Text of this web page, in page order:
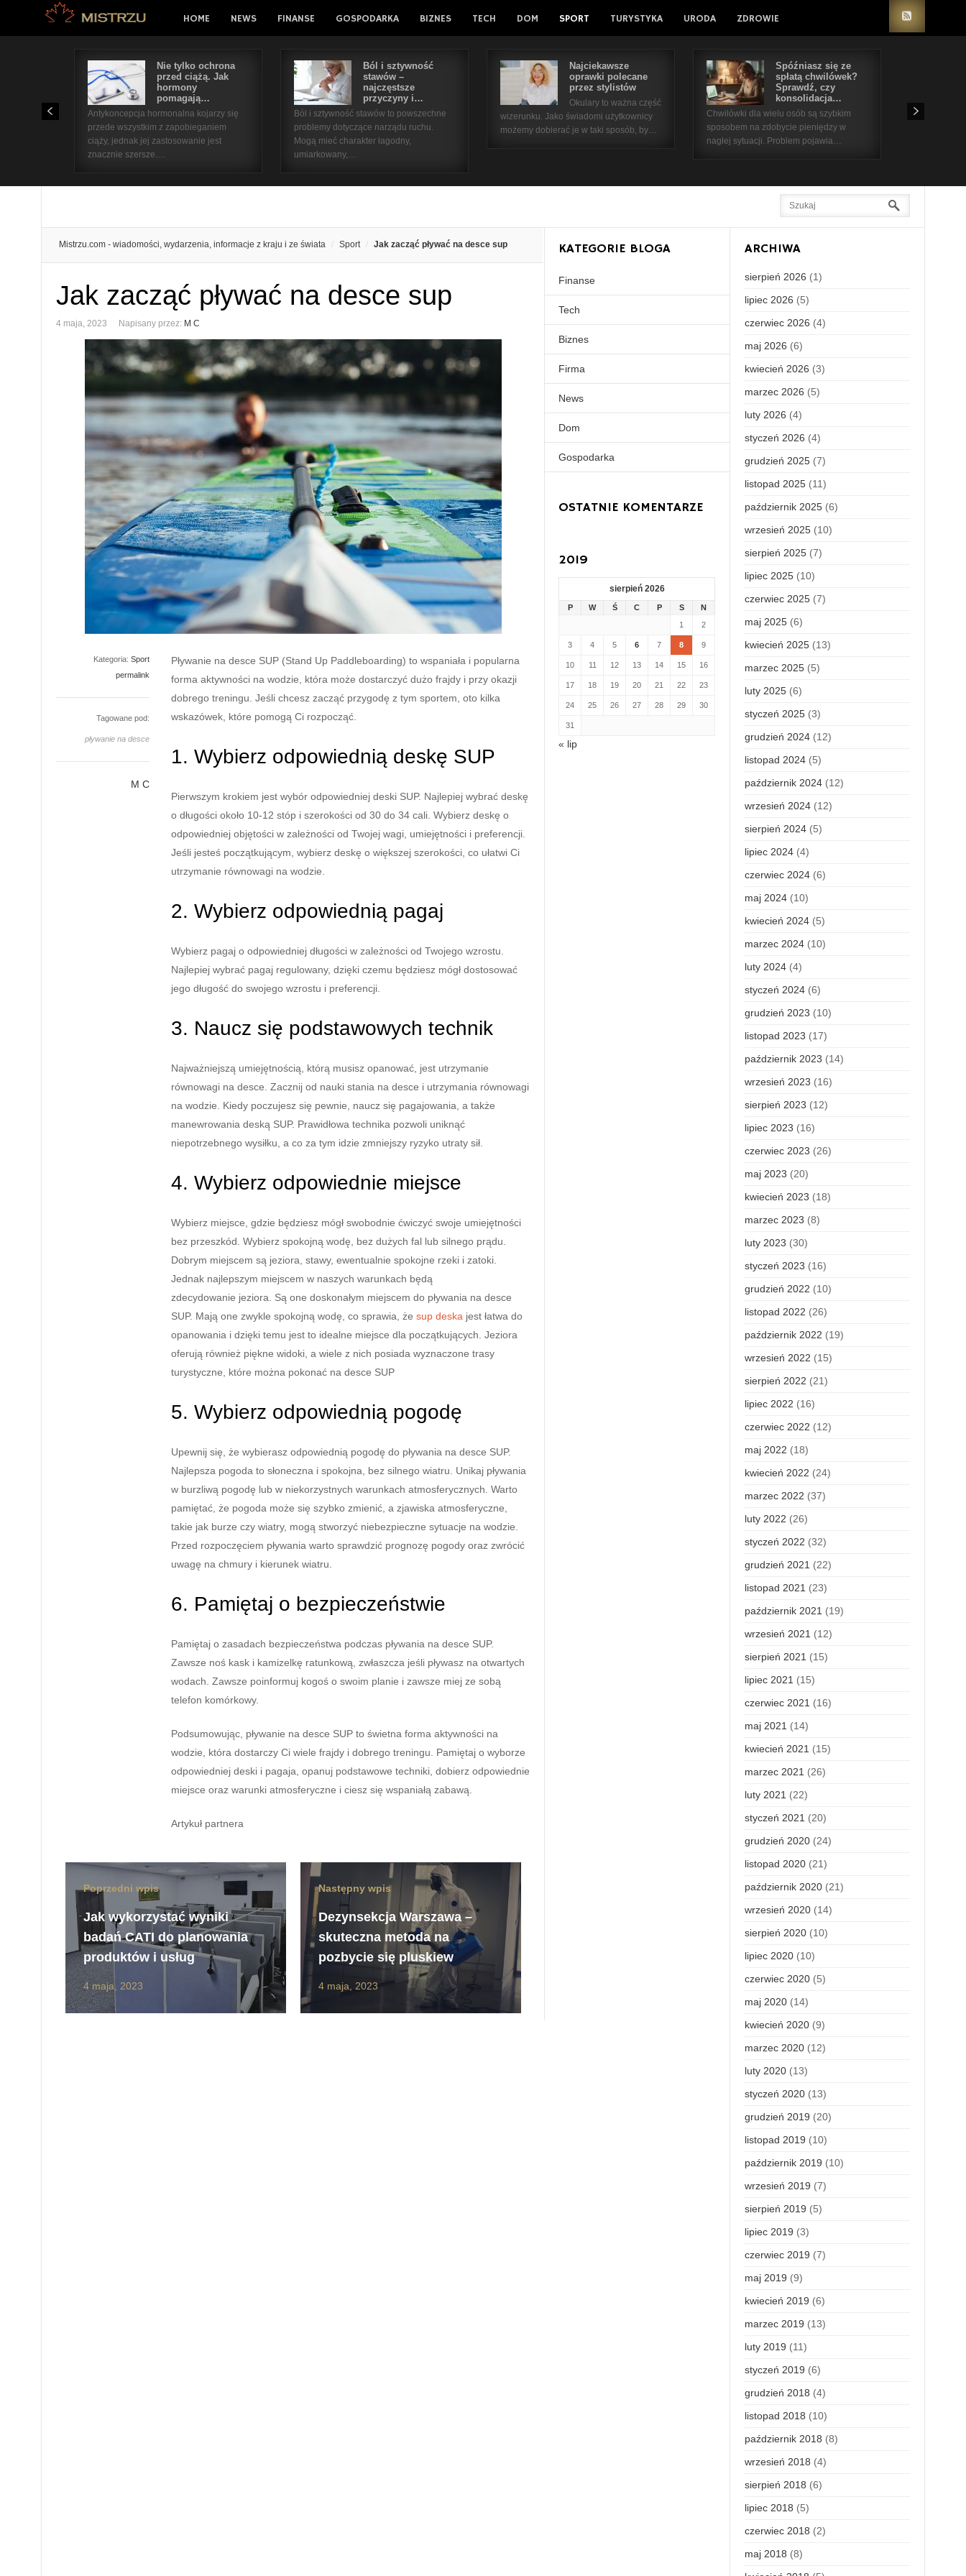
HOME NEWS FINANSE GOSPODARKA BIZNES TECH DOM SPORT TURYSTYKA URODA ZDROWIE
Nie tylko ochrona
przed ciążą. Jak
hormony
pomagają…
Antykoncepcja hormonalna kojarzy się
przede wszystkim z zapobieganiem
ciąży, jednak jej zastosowanie jest
znacznie szersze.…
Ból i sztywność
stawów –
najczęstsze
przyczyny i…
Ból i sztywność stawów to powszechne
problemy dotyczące narządu ruchu.
Mogą mieć charakter łagodny,
umiarkowany,…
Najciekawsze
oprawki polecane
przez stylistów
Okulary to ważna część
wizerunku. Jako świadomi użytkownicy
możemy dobierać je w taki sposób, by…
Spóźniasz się ze
spłatą chwilówek?
Sprawdź, czy
konsolidacja…
Chwilówki dla wielu osób są szybkim
sposobem na zdobycie pieniędzy w
nagłej sytuacji. Problem pojawia…
Mistrzu.com - wiadomości, wydarzenia, informacje z kraju i ze świata Sport Jak zacząć pływać na desce sup
Jak zacząć pływać na desce sup
4 maja, 2023 Napisany przez: M C
Kategoria: Sport
permalink
Tagowane pod:
pływanie na desce
M C
Pływanie na desce SUP (Stand Up Paddleboarding) to wspaniała i popularna
forma aktywności na wodzie, która może dostarczyć dużo frajdy i przy okazji
dobrego treningu. Jeśli chcesz zacząć przygodę z tym sportem, oto kilka
wskazówek, które pomogą Ci rozpocząć.
1. Wybierz odpowiednią deskę SUP
Pierwszym krokiem jest wybór odpowiedniej deski SUP. Najlepiej wybrać deskę
o długości około 10-12 stóp i szerokości od 30 do 34 cali. Wybierz deskę o
odpowiedniej objętości w zależności od Twojej wagi, umiejętności i preferencji.
Jeśli jesteś początkującym, wybierz deskę o większej szerokości, co ułatwi Ci
utrzymanie równowagi na wodzie.
2. Wybierz odpowiednią pagaj
Wybierz pagaj o odpowiedniej długości w zależności od Twojego wzrostu.
Najlepiej wybrać pagaj regulowany, dzięki czemu będziesz mógł dostosować
jego długość do swojego wzrostu i preferencji.
3. Naucz się podstawowych technik
Najważniejszą umiejętnością, którą musisz opanować, jest utrzymanie
równowagi na desce. Zacznij od nauki stania na desce i utrzymania równowagi
na wodzie. Kiedy poczujesz się pewnie, naucz się pagajowania, a także
manewrowania deską SUP. Prawidłowa technika pozwoli uniknąć
niepotrzebnego wysiłku, a co za tym idzie zmniejszy ryzyko utraty sił.
4. Wybierz odpowiednie miejsce
Wybierz miejsce, gdzie będziesz mógł swobodnie ćwiczyć swoje umiejętności
bez przeszkód. Wybierz spokojną wodę, bez dużych fal lub silnego prądu.
Dobrym miejscem są jeziora, stawy, ewentualnie spokojne rzeki i zatoki.
Jednak najlepszym miejscem w naszych warunkach będą
zdecydowanie jeziora. Są one doskonałym miejscem do pływania na desce
SUP. Mają one zwykle spokojną wodę, co sprawia, że sup deska jest łatwa do
opanowania i dzięki temu jest to idealne miejsce dla początkujących. Jeziora
oferują również piękne widoki, a wiele z nich posiada wyznaczone trasy
turystyczne, które można pokonać na desce SUP
5. Wybierz odpowiednią pogodę
Upewnij się, że wybierasz odpowiednią pogodę do pływania na desce SUP.
Najlepsza pogoda to słoneczna i spokojna, bez silnego wiatru. Unikaj pływania
w burzliwą pogodę lub w niekorzystnych warunkach atmosferycznych. Warto
pamiętać, że pogoda może się szybko zmienić, a zjawiska atmosferyczne,
takie jak burze czy wiatry, mogą stworzyć niebezpieczne sytuacje na wodzie.
Przed rozpoczęciem pływania warto sprawdzić prognozę pogody oraz zwrócić
uwagę na chmury i kierunek wiatru.
6. Pamiętaj o bezpieczeństwie
Pamiętaj o zasadach bezpieczeństwa podczas pływania na desce SUP.
Zawsze noś kask i kamizelkę ratunkową, zwłaszcza jeśli pływasz na otwartych
wodach. Zawsze poinformuj kogoś o swoim planie i zawsze miej ze sobą
telefon komórkowy.
Podsumowując, pływanie na desce SUP to świetna forma aktywności na
wodzie, która dostarczy Ci wiele frajdy i dobrego treningu. Pamiętaj o wyborze
odpowiedniej deski i pagaja, opanuj podstawowe techniki, dobierz odpowiednie
miejsce oraz warunki atmosferyczne i ciesz się wspaniałą zabawą.
Artykuł partnera
Poprzedni wpis
Jak wykorzystać wyniki
badań CATI do planowania
produktów i usług
4 maja, 2023
Następny wpis
Dezynsekcja Warszawa –
skuteczna metoda na
pozbycie się pluskiew
4 maja, 2023
KATEGORIE BLOGA
Finanse
Tech
Biznes
Firma
News
Dom
Gospodarka
OSTATNIE KOMENTARZE
2019
sierpień 2026
P W Ś C P S
N
1
2
3 4 5 6 7 8 9
10 11 12 13 14 15 16
17 18 19 20 21 22 23
24 25 26 27 28 29 30
31
« lip
ARCHIWA
sierpień 2026 (1)
lipiec 2026 (5)
czerwiec 2026 (4)
maj 2026 (6)
kwiecień 2026 (3)
marzec 2026 (5)
luty 2026 (4)
styczeń 2026 (4)
grudzień 2025(7)
listopad 2025(11)
październik 2025(6)
wrzesień 2025(10)
sierpień 2025(7)
lipiec 2025(10)
czerwiec 2025(7)
maj 2025(6)
kwiecień 2025(13)
marzec 2025(5)
luty 2025(6)
styczeń 2025(3)
grudzień 2024(12)
listopad 2024(5)
październik 2024(12)
wrzesień 2024(12)
sierpień 2024(5)
lipiec 2024(4)
czerwiec 2024(6)
maj 2024(10)
kwiecień 2024(5)
marzec 2024(10)
luty 2024(4)
styczeń 2024(6)
grudzień 2023 (10)
listopad 2023 (17)
październik 2023 (14)
wrzesień 2023 (16)
sierpień 2023 (12)
lipiec 2023 (16)
czerwiec 2023 (26)
maj 2023 (20)
kwiecień 2023 (18)
marzec 2023 (8)
luty 2023 (30)
styczeń 2023 (16)
grudzień 2022 (10)
listopad 2022 (26)
październik 2022 (19)
wrzesień 2022 (15)
sierpień 2022 (21)
lipiec 2022 (16)
czerwiec 2022 (12)
maj 2022 (18)
kwiecień 2022 (24)
marzec 2022 (37)
luty 2022 (26)
styczeń 2022 (32)
grudzień 2021 (22)
listopad 2021 (23)
październik 2021 (19)
wrzesień 2021 (12)
sierpień 2021 (15)
lipiec 2021 (15)
czerwiec 2021 (16)
maj 2021 (14)
kwiecień 2021 (15)
marzec 2021 (26)
luty 2021 (22)
styczeń 2021 (20)
grudzień 2020(24)
listopad 2020(21)
październik 2020(21)
wrzesień 2020(14)
sierpień 2020(10)
lipiec 2020(10)
czerwiec 2020(5)
maj 2020(14)
kwiecień 2020(9)
marzec 2020(12)
luty 2020(13)
styczeń 2020(13)
grudzień 2019 (20)
listopad 2019 (10)
październik 2019 (10)
wrzesień 2019 (7)
sierpień 2019 (5)
lipiec 2019 (3)
czerwiec 2019 (7)
maj 2019 (9)
kwiecień 2019 (6)
marzec 2019 (13)
luty 2019 (11)
styczeń 2019 (6)
grudzień 2018 (4)
listopad 2018 (10)
październik 2018 (8)
wrzesień 2018 (4)
sierpień 2018 (6)
lipiec 2018 (5)
czerwiec 2018 (2)
maj 2018 (8)